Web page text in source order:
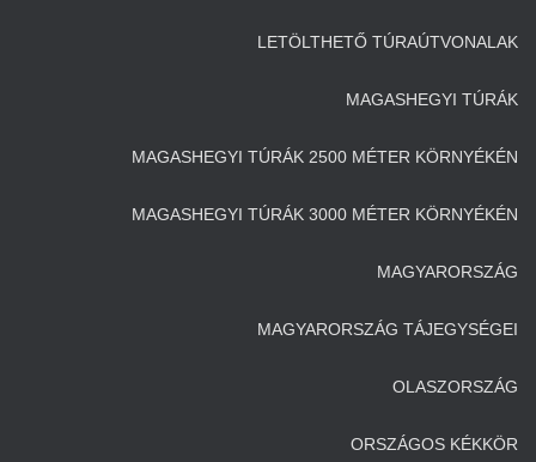
LETÖLTHETŐ TÚRAÚTVONALAK
MAGASHEGYI TÚRÁK
MAGASHEGYI TÚRÁK 2500 MÉTER KÖRNYÉKÉN
MAGASHEGYI TÚRÁK 3000 MÉTER KÖRNYÉKÉN
MAGYARORSZÁG
MAGYARORSZÁG TÁJEGYSÉGEI
OLASZORSZÁG
ORSZÁGOS KÉKKÖR